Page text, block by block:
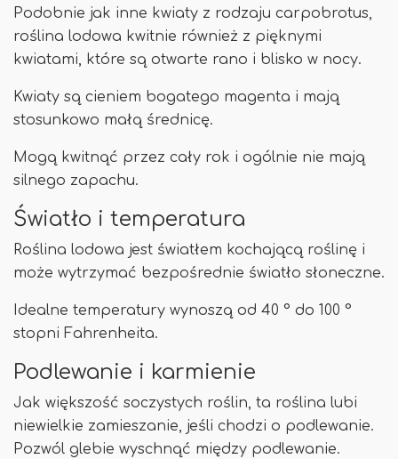
Podobnie jak inne kwiaty z rodzaju carpobrotus,
roślina lodowa kwitnie również z pięknymi
kwiatami, które są otwarte rano i blisko w nocy.
Kwiaty są cieniem bogatego magenta i mają
stosunkowo małą średnicę.
Mogą kwitnąć przez cały rok i ogólnie nie mają
silnego zapachu.
Światło i temperatura
Roślina lodowa jest światłem kochającą roślinę i
może wytrzymać bezpośrednie światło słoneczne.
Idealne temperatury wynoszą od 40 ° do 100 °
stopni Fahrenheita.
Podlewanie i karmienie
Jak większość soczystych roślin, ta roślina lubi
niewielkie zamieszanie, jeśli chodzi o podlewanie.
Pozwól glebie wyschnąć między podlewanie.